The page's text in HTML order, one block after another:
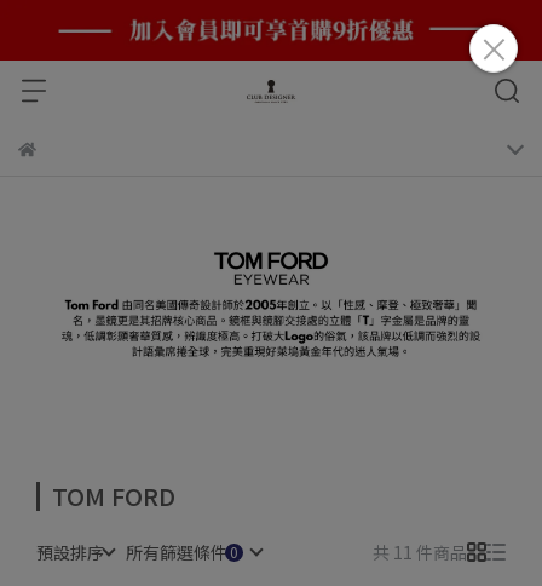
TOM FORD
預設排序 所有篩選條件 共 11 件商品